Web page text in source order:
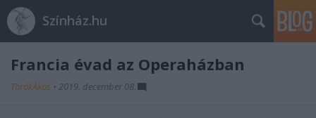
Színház.hu
Francia évad az Operaházban
TörökÁkos • 2019. december 08.